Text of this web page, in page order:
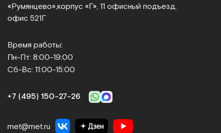
«Румянцево», корпус «Г», 11 офисный подъезд,
офис 521Г
Время работы:
Пн-Пт: 8:00-19:00
Сб-Вс: 11:00-15:00
+7 (495) 150‑27‑26
met@met.ru